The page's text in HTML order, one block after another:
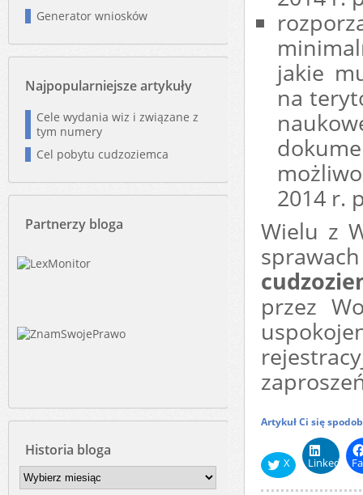
jakie
na
2014 r.
Wielu z
przez
Artykuł Ci się
X LinkedIn
Generator wniosków
Najpopularniejsze artykuły
Cele wydania wiz i związane z
tym numery
Cel pobytu cudzoziemca
Partnerzy bloga
Historia bloga
Historia
bloga